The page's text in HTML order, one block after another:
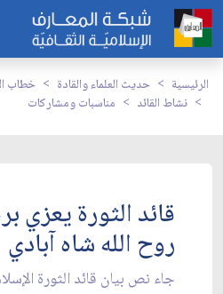
الرئيسية حديث العلماء والقادة
خطاب
نشاط القائد
مناسبات ومشاركات
قائد الثورة يعزي
روح الله شاه آبادي
جاء نص بيان قائد الثورة